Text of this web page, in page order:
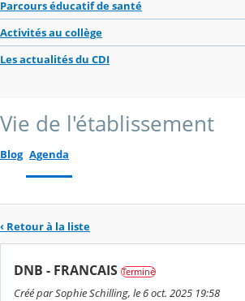
Parcours éducatif de santé
Activités au collège
Les actualités du CDI
Vie de l'établissement
Blog Agenda
‹ Retour à la liste
DNB - FRANCAIS Terminé
Créé par Sophie Schilling, le 6 oct. 2025 19:58